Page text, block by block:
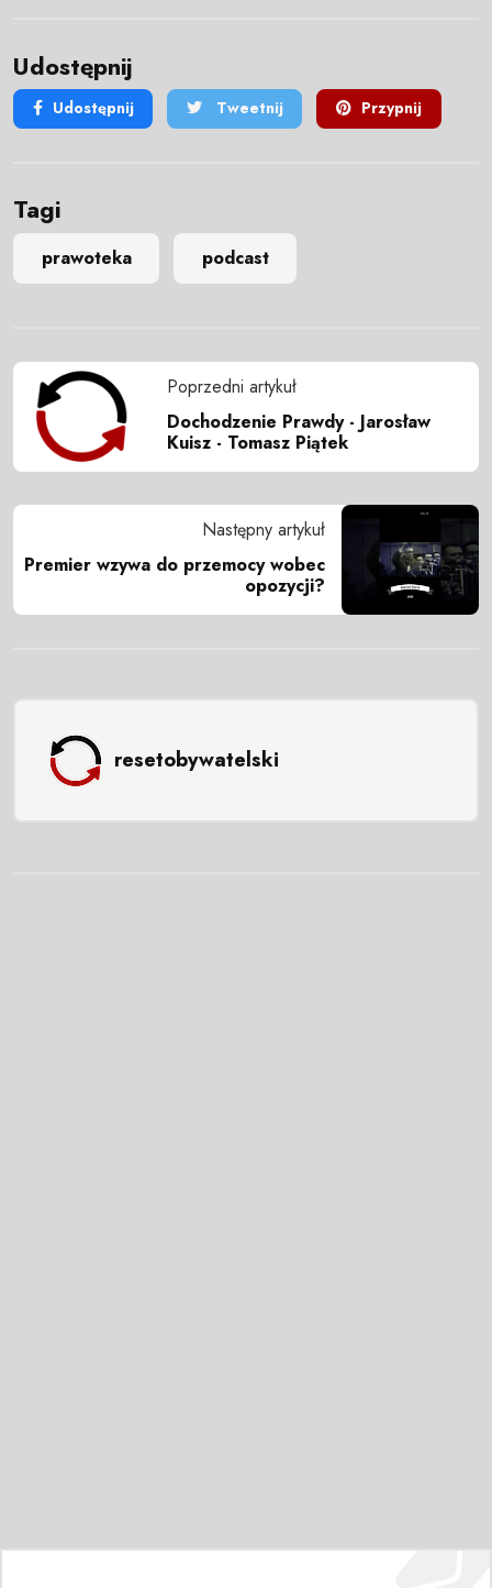
Udostępnij
Udostępnij Tweetnij Przypnij
Tagi
prawoteka podcast
Poprzedni artykuł
Dochodzenie Prawdy - Jarosław
Kuisz - Tomasz Piątek
Następny artykuł
Premier wzywa do przemocy wobec
opozycji?
resetobywatelski